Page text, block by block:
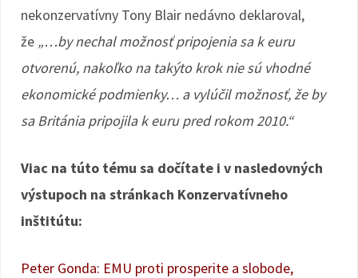
nekonzervatívny Tony Blair nedávno deklaroval,
že „…by nechal možnosť pripojenia sa k euru
otvorenú, nakoľko na takýto krok nie sú vhodné
ekonomické podmienky… a vylúčil možnosť, že by
sa Británia pripojila k euru pred rokom 2010.“
Viac na túto tému sa dočítate i v nasledovných
výstupoch na stránkach Konzervatívneho
inštitútu:
Peter Gonda: EMU proti prosperite a slobode,